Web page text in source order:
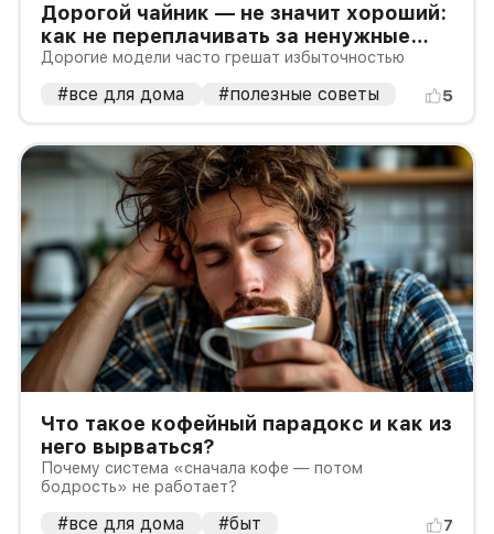
Дорогой чайник — не значит хороший:
как не переплачивать за ненужные
навороты
Дорогие модели часто грешат избыточностью
#все для дома #полезные советы 5
Что такое кофейный парадокс и как из
него вырваться?
Почему система «сначала кофе — потом
бодрость» не работает?
#все для дома #быт 7